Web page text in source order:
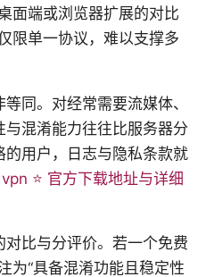
面端或浏览器扩展的对比
限单一协议，难以支撑多
同。对经常需要流媒体、
混淆能力往往比服务器分
用户，日志与隐私条款就
⭐ 官方下载地址与详细
比与分评价。若一个免费
为“具备混淆功能且稳定性